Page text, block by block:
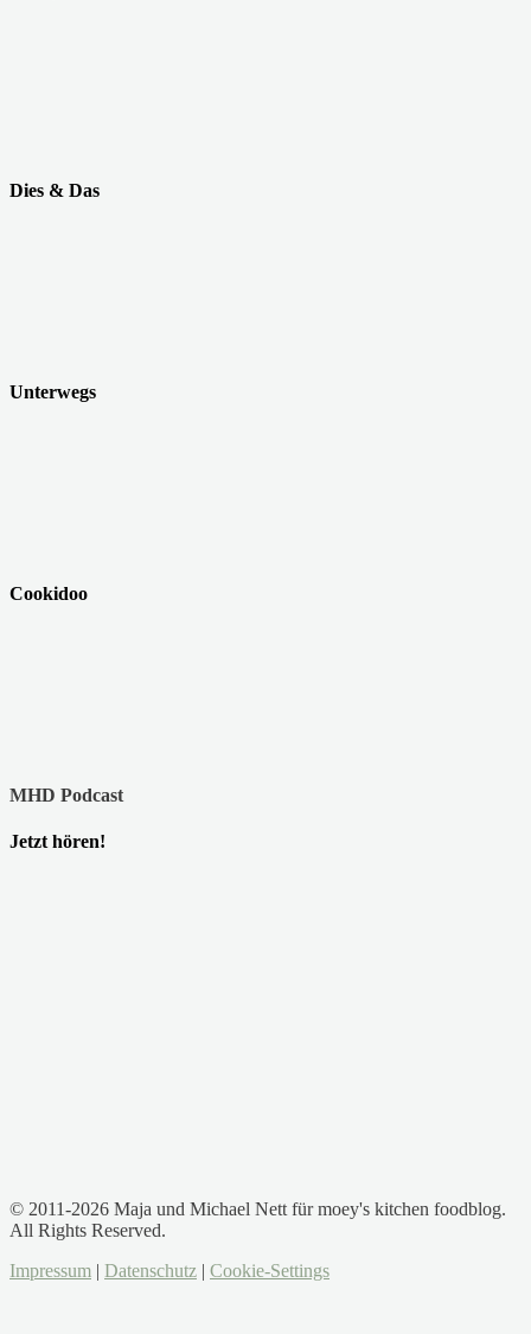
Dies & Das
Unterwegs
Cookidoo
MHD Podcast
Jetzt hören!
© 2011-2026 Maja und Michael Nett für moey's kitchen foodblog.
All Rights Reserved.
Impressum | Datenschutz | Cookie-Settings